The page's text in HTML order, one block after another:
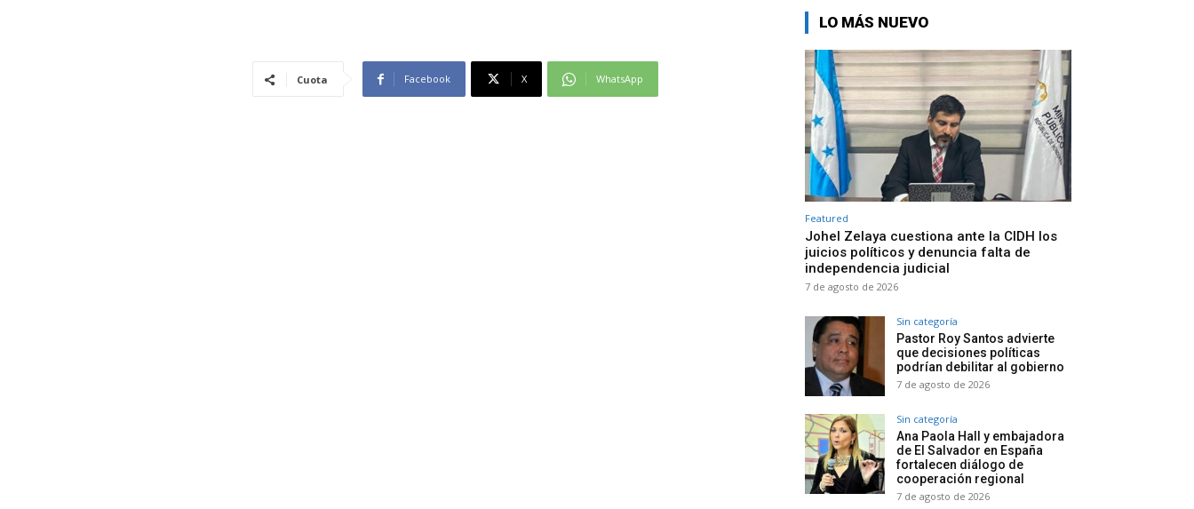
Cuota Facebook X WhatsApp
LO MÁS NUEVO
Featured
Johel Zelaya cuestiona ante la CIDH los
juicios políticos y denuncia falta de
independencia judicial
7 de agosto de 2026
Sin categoría
Pastor Roy Santos advierte
que decisiones políticas
podrían debilitar al gobierno
7 de agosto de 2026
Sin categoría
Ana Paola Hall y embajadora
de El Salvador en España
fortalecen diálogo de
cooperación regional
7 de agosto de 2026